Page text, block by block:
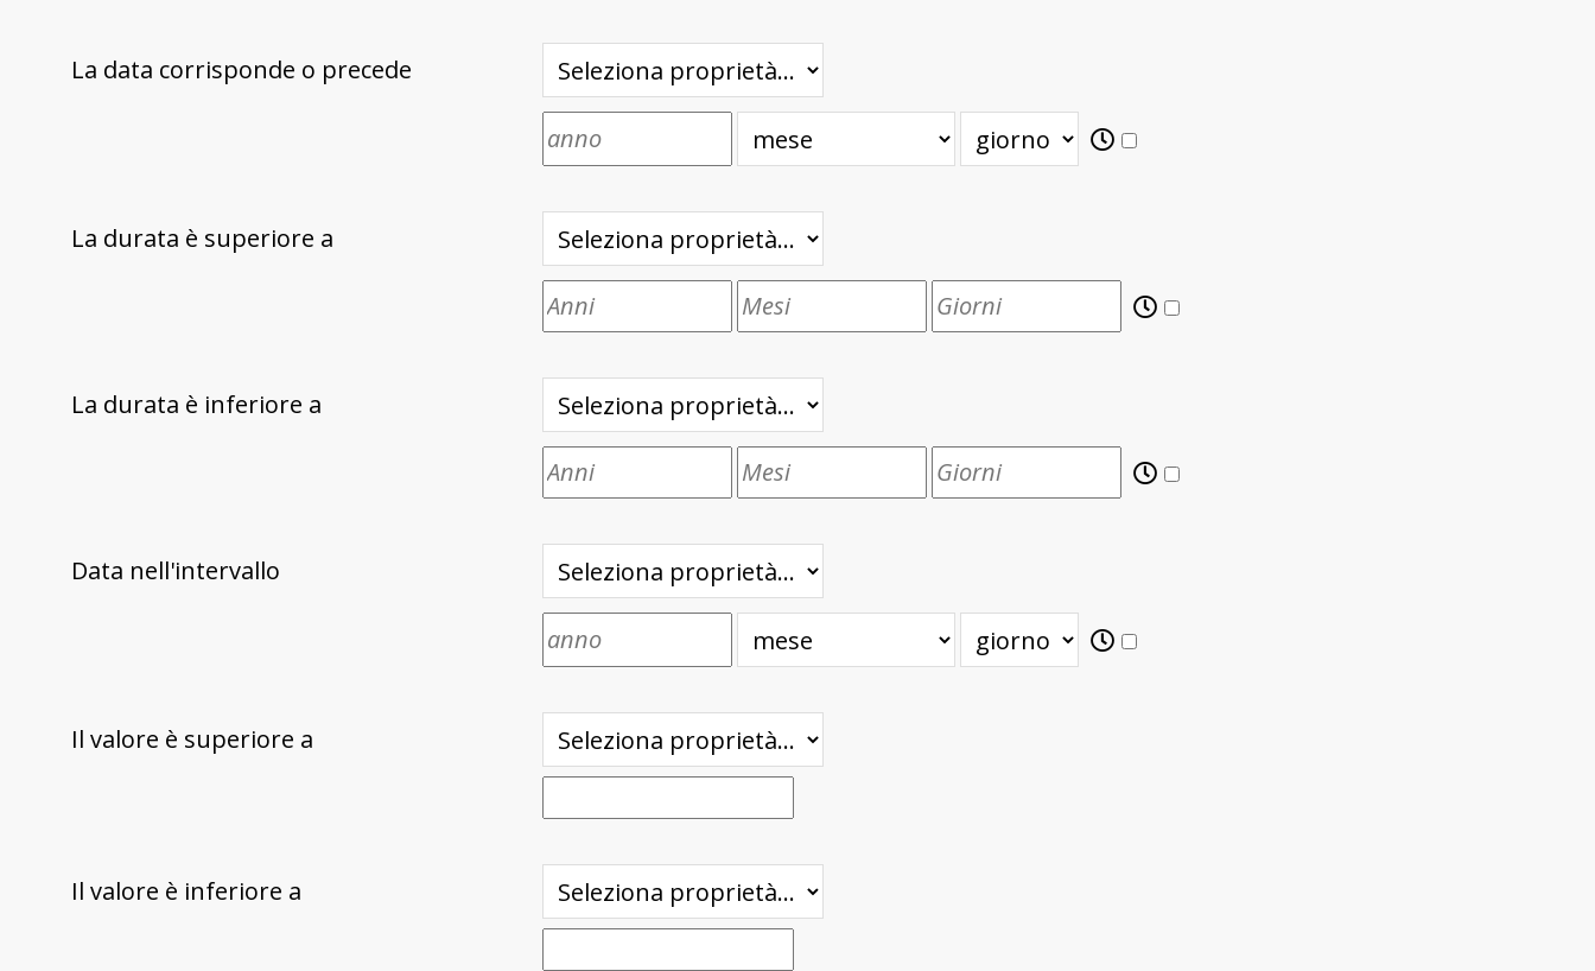
La data corrisponde o precede
La durata è superiore a
La durata è inferiore a
Data nell'intervallo
Il valore è superiore a
Il valore è inferiore a